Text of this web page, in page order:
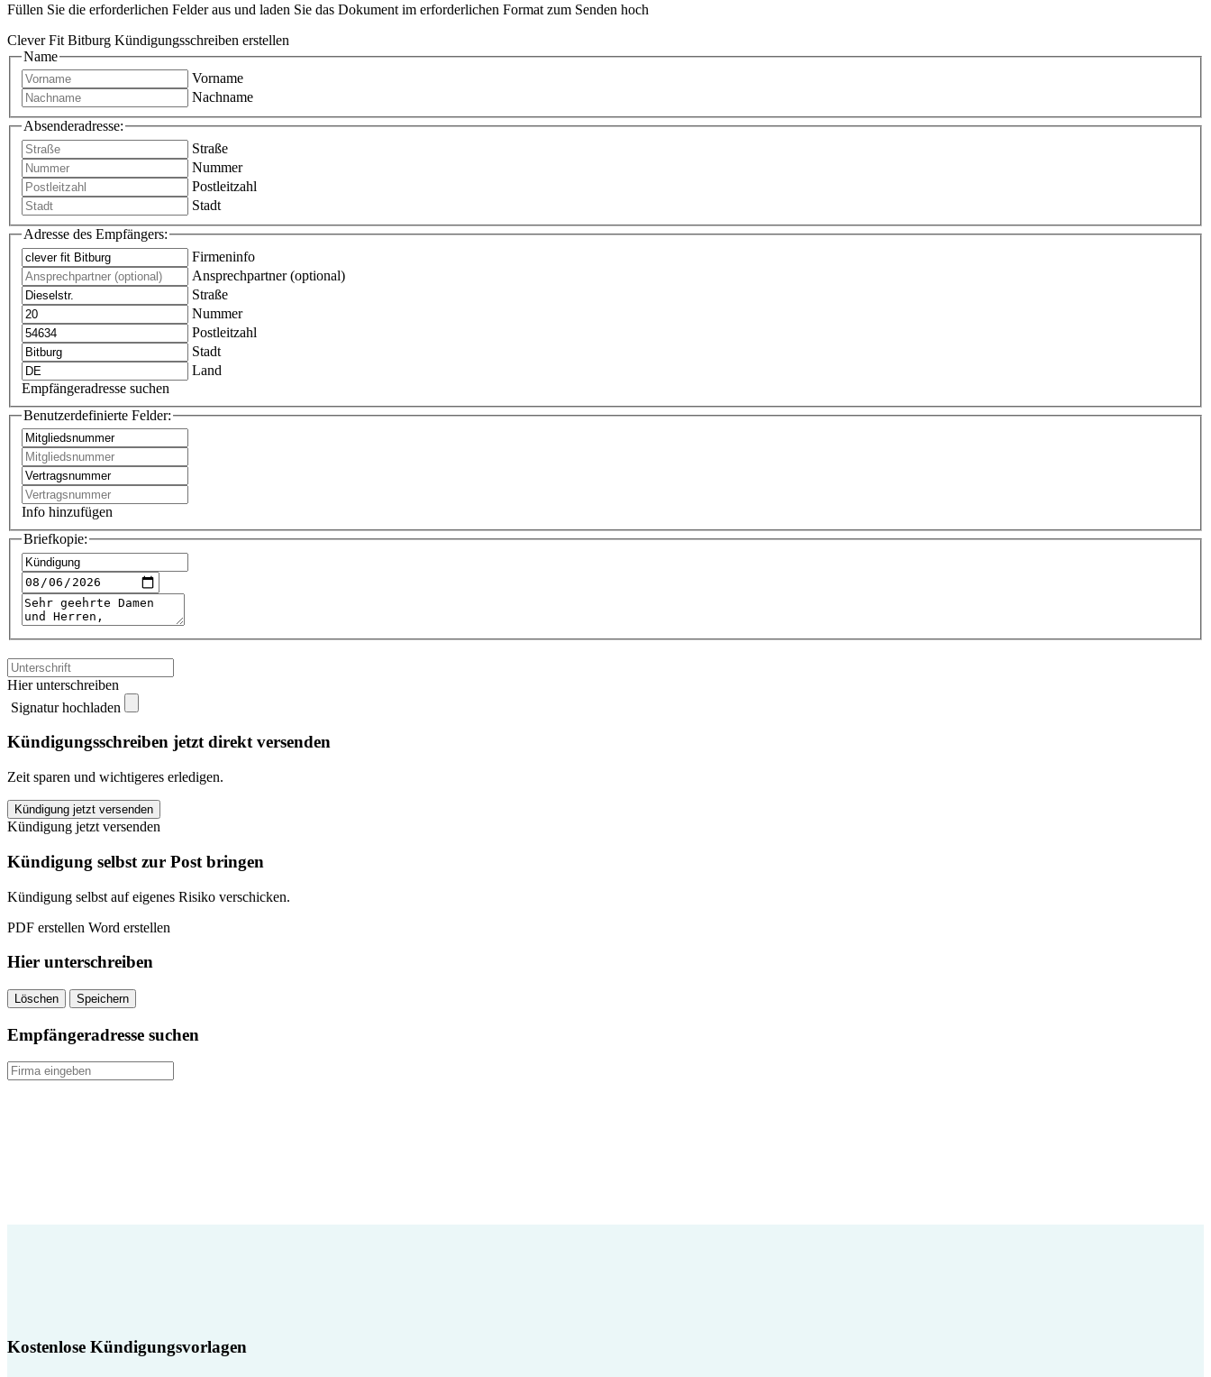
Füllen Sie die erforderlichen Felder aus und laden Sie das Dokument im erforderlichen Format zum Senden hoch
Clever Fit Bitburg Kündigungsschreiben erstellen
Name
Vorname
Nachname
Absenderadresse:
Straße
Nummer
Postleitzahl
Stadt
Adresse des Empfängers:
Firmeninfo
Ansprechpartner (optional)
Straße
Nummer
Postleitzahl
Stadt
Land
Empfängeradresse suchen
Benutzerdefinierte Felder:
Info hinzufügen
Briefkopie:
Hier unterschreiben
Signatur hochladen
Kündigungsschreiben jetzt direkt versenden
Zeit sparen und wichtigeres erledigen.
Clever
Fit
Bitburg
kündigen
quantity
Kündigung jetzt versenden
Kündigung jetzt versenden
Kündigung selbst zur Post bringen
Kündigung selbst auf eigenes Risiko verschicken.
PDF erstellen Word erstellen
Hier unterschreiben
Löschen Speichern
Empfängeradresse suchen
Kostenlose Kündigungsvorlagen